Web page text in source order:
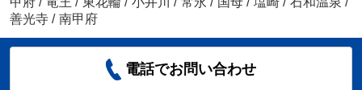
善光寺 / 南甲府
電話でお問い合わせ